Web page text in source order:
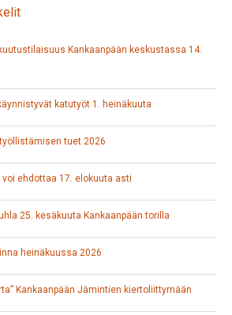
Kankaanpään keskustassa 14.
katutyöt 1. heinäkuuta
tuet 2026
ehdottaa 17. elokuuta asti
25. kesäkuuta Kankaanpään torilla
heinäkuussa 2026
Kankaanpään Jämintien kiertoliittymään